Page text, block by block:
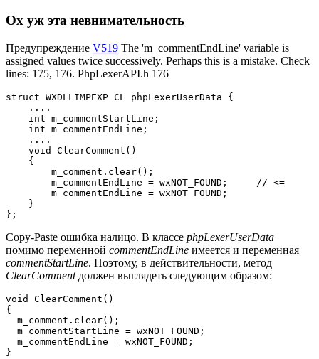
Ох уж эта невнимательность
Предупреждение V519 The 'm_commentEndLine' variable is
assigned values twice successively. Perhaps this is a mistake. Check
lines: 175, 176. PhpLexerAPI.h 176
struct WXDLLIMPEXP_CL phpLexerUserData {
    ....
    int m_commentStartLine;
    int m_commentEndLine;
    ....
    void ClearComment()
    {
        m_comment.clear();
        m_commentEndLine = wxNOT_FOUND;     // <=
        m_commentEndLine = wxNOT_FOUND;
    }
};
Copy-Paste ошибка налицо. В классе phpLexerUserData
помимо переменной commentEndLine имеется и переменная
commentStartLine. Поэтому, в действительности, метод
ClearCommentдолжен выглядеть следующим образом:
void ClearComment()
{
  m_comment.clear();
  m_commentStartLine = wxNOT_FOUND;
  m_commentEndLine = wxNOT_FOUND;
}